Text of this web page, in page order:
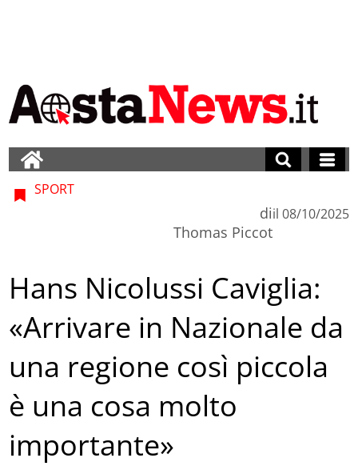
SPORT
di
Thomas Piccot
il 08/10/2025
Hans Nicolussi Caviglia:
«Arrivare in Nazionale da
una regione così piccola
è una cosa molto
importante»